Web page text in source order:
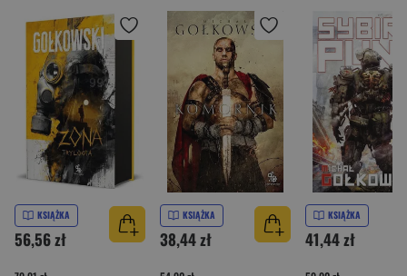
KSIĄŻKA
56,56 zł
KSIĄŻKA
38,44 zł
KSIĄŻKA
41,44 zł